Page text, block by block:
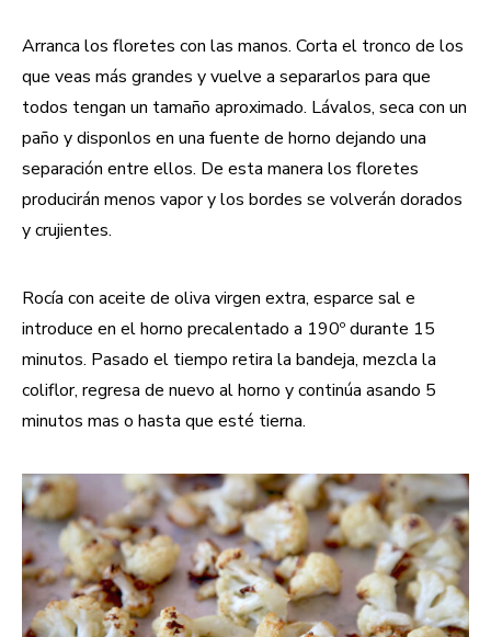
Arranca los floretes con las manos. Corta el tronco de los
que veas más grandes y vuelve a separarlos para que
todos tengan un tamaño aproximado. Lávalos, seca con un
paño y disponlos en una fuente de horno dejando una
separación entre ellos. De esta manera los floretes
producirán menos vapor y los bordes se volverán dorados
y crujientes.
Rocía con aceite de oliva virgen extra, esparce sal e
introduce en el horno precalentado a 190º durante 15
minutos. Pasado el tiempo retira la bandeja, mezcla la
coliflor, regresa de nuevo al horno y continúa asando 5
minutos mas o hasta que esté tierna.